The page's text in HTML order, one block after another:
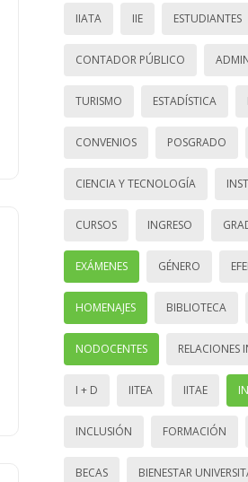
IIATA IIE ESTUDIANTES
CONTADOR PÚBLICO
TURISMO ESTADÍSTICA
CONVENIOS POSGRADO
CIENCIA Y TECNOLOGÍA
CURSOS INGRESO
EXÁMENES GÉNERO
HOMENAJES BIBLIOTECA
NODOCENTES RELACIONES
I + D IITEA IITAE
INCLUSIÓN FORMACIÓN
BECAS BIENESTAR